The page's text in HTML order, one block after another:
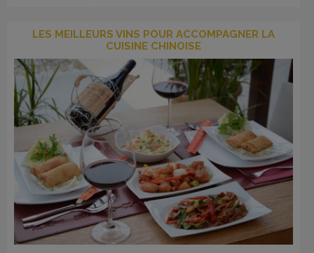
LES MEILLEURS VINS POUR ACCOMPAGNER LA
CUISINE CHINOISE